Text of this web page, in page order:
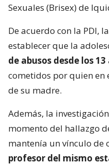
Sexuales (Brisex) de
De acuerdo con la PDI,
establecer que la
de abusos desde los 13
cometidos por quien en
de su madre.
Además, la
momento del hallazgo
mantenía un vínculo de
profesor del mismo